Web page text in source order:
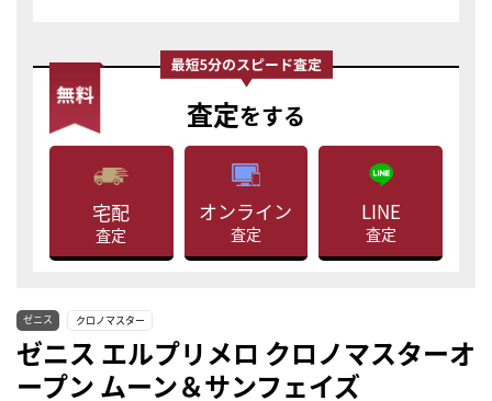
査定をする
宅配
査定
オンライン
査定
LINE
査定
ゼニス クロノマスター
ゼニス エルプリメロ クロノマスターオ
ープン ムーン＆サンフェイズ